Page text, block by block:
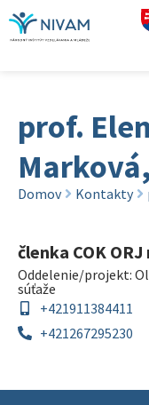
prof.
Domov Kontakty
členka COK
Oddelenie/projekt:
súťaže
+421911384411
+421267295230